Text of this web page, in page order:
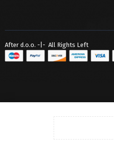
After d.o.o. -|- All Rights Left